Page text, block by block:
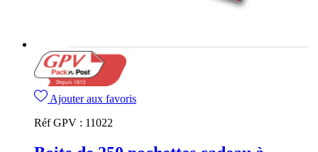
Ajouter aux favoris
Réf GPV : 11022